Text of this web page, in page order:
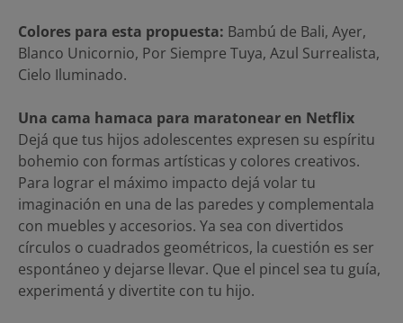
Colores para esta propuesta: Bambú de Bali, Ayer,
Blanco Unicornio, Por Siempre Tuya, Azul Surrealista,
Cielo Iluminado.
Una cama hamaca para maratonear en Netflix
Dejá que tus hijos adolescentes expresen su espíritu
bohemio con formas artísticas y colores creativos.
Para lograr el máximo impacto dejá volar tu
imaginación en una de las paredes y complementala
con muebles y accesorios. Ya sea con divertidos
círculos o cuadrados geométricos, la cuestión es ser
espontáneo y dejarse llevar. Que el pincel sea tu guía,
experimentá y divertite con tu hijo.